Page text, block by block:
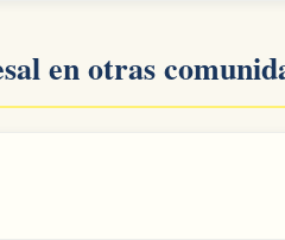
en otras